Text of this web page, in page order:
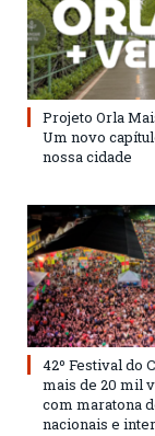
Projeto Orla
Um novo
nossa cidade
42º Festival do
mais de 20 mil
com maratona
nacionais e